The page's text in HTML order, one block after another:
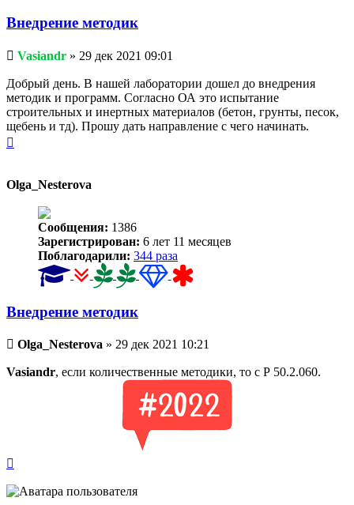
Внедрение методик
Непрочитанное
Vasiandr » 29 дек 2021 09:01
Добрый день. В нашей лаборатории дошел до внедрения
методик и программ. Согласно ОА это испытание
строительных и инертных материалов (бетон, грунты, песок,
щебень и тд). Прошу дать направление с чего начинать.
Olga_Nesterova
Сообщения: 1386
Зарегистрирован: 6 лет 11 месяцев
Поблагодарили: 344 раза
Внедрение методик
Непрочитанное
сообщение
Olga_Nesterova » 29 дек 2021 10:21
Vasiandr, если количественные методики, то с Р 50.2.060.
началу